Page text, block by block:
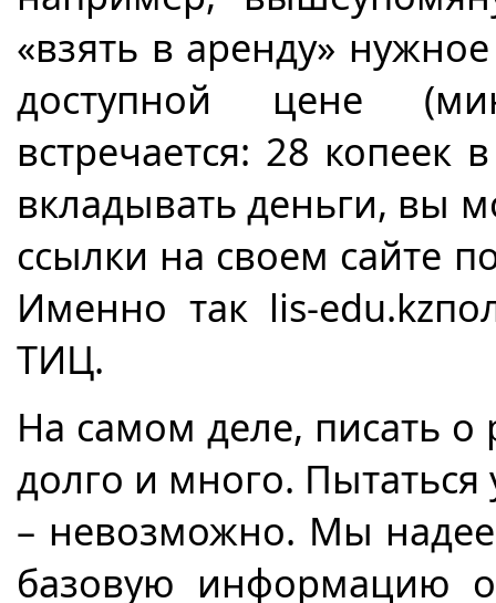
«взять в аренду»
доступной цене
встречается: 28
вкладывать деньги, вы
ссылки на своем сайте
Именно так lis-edu.kz
ТИЦ.
На самом деле, писать о
долго и много. Пытаться
– невозможно. Мы
базовую информацию